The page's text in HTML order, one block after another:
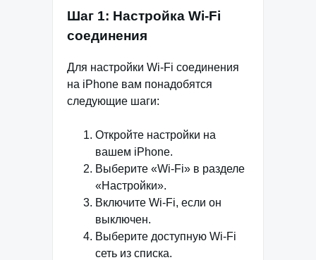
Шаг 1: Настройка Wi-Fi
соединения
Для настройки Wi-Fi соединения
на iPhone вам понадобятся
следующие шаги:
Откройте настройки на
вашем iPhone.
Выберите «Wi-Fi» в разделе
«Настройки».
Включите Wi-Fi, если он
выключен.
Выберите доступную Wi-Fi
сеть из списка.